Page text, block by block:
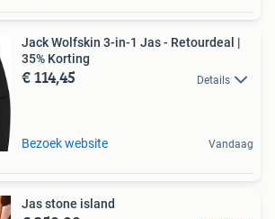
Jack Wolfskin 3-in-1 Jas - Retourdeal |
35% Korting
€ 114,45 Details
Bezoek website Vandaag
Jas stone island